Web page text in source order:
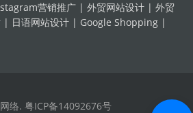
营销推广 | 外贸网站设计 | 外贸
| 日语网站设计 | Google Shopping |
络. 粤ICP备14092676号